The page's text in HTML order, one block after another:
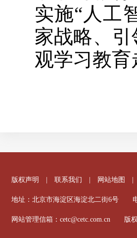
实施“人工
家战略、
观学习教
版权声明 联系我们 网站地图
地址：北京市海淀区海淀北二街6号
网站管理信箱：cetc@cetc.com.cn 版